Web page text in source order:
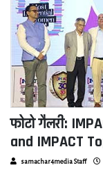
फोटो गैलरी:
and IMPACT
samachar4media Staff